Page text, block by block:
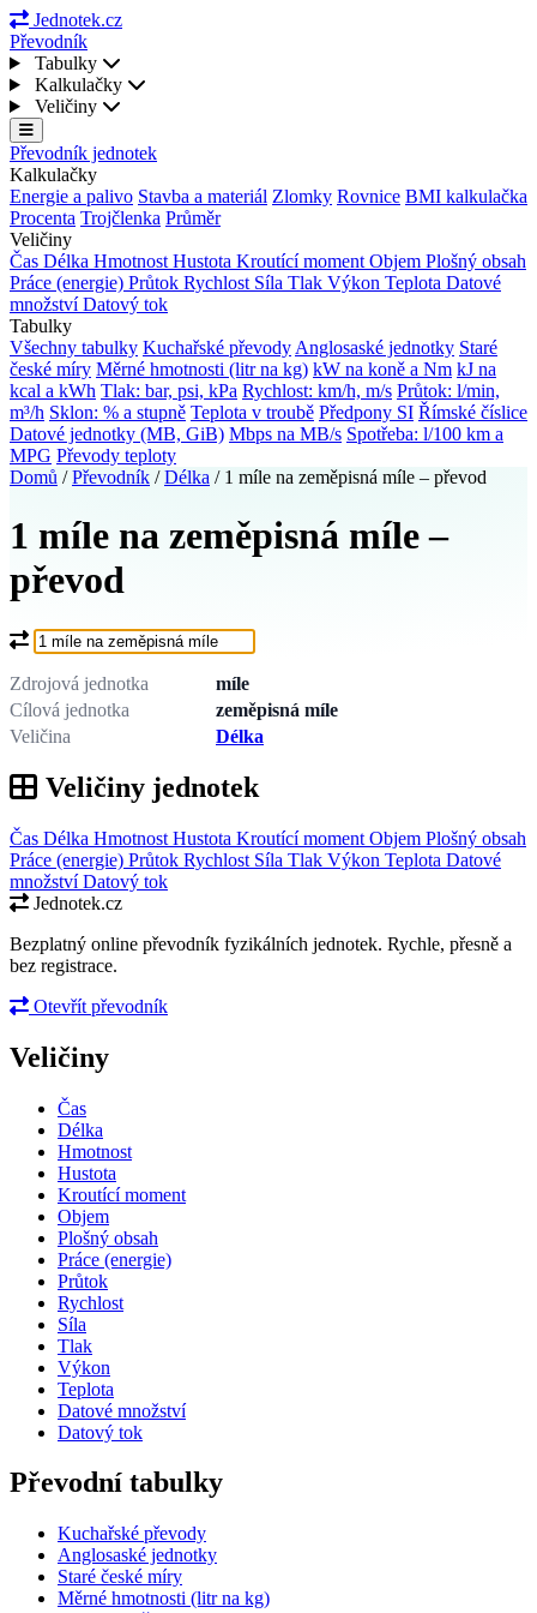
Jednotek.cz
Převodník
Tabulky
Kalkulačky
Veličiny
Převodník jednotek
Kalkulačky
Energie a palivo Stavba a materiál Zlomky Rovnice BMI kalkulačka
Procenta Trojčlenka Průměr
Veličiny
Čas Délka Hmotnost Hustota Kroutící moment Objem Plošný obsah
Práce (energie) Průtok Rychlost Síla Tlak Výkon Teplota Datové
množstvíDatový tok
Tabulky
Všechny tabulky Kuchařské převody Anglosaské jednotky Staré
české míry Měrné hmotnosti (litr na kg) kW na koně a Nm kJ na
kcal a kWh Tlak: bar, psi, kPa Rychlost: km/h, m/s Průtok: l/min,
m³/h Sklon: % a stupně Teplota v troubě Předpony SI Římské číslice
Datové jednotky (MB, GiB) Mbps na MB/s Spotřeba: l/100 km a
MPG Převody teploty
Domů / Převodník / Délka / 1 míle na zeměpisná míle – převod
1 míle na zeměpisná míle –
převod
Co chcete převést?
Zdrojová jednotka
míle
Cílová jednotka
zeměpisná míle
Veličina
Délka
Veličiny jednotek
Čas Délka Hmotnost Hustota Kroutící moment Objem Plošný obsah
Práce (energie) Průtok Rychlost Síla Tlak Výkon Teplota Datové
množstvíDatový tok
Jednotek.cz
Bezplatný online převodník fyzikálních jednotek. Rychle, přesně a
bez registrace.
Otevřít převodník
Veličiny
Čas
Délka
Hmotnost
Hustota
Kroutící moment
Objem
Plošný obsah
Práce (energie)
Průtok
Rychlost
Síla
Tlak
Výkon
Teplota
Datové množství
Datový tok
Převodní tabulky
Kuchařské převody
Anglosaské jednotky
Staré české míry
Měrné hmotnosti (litr na kg)